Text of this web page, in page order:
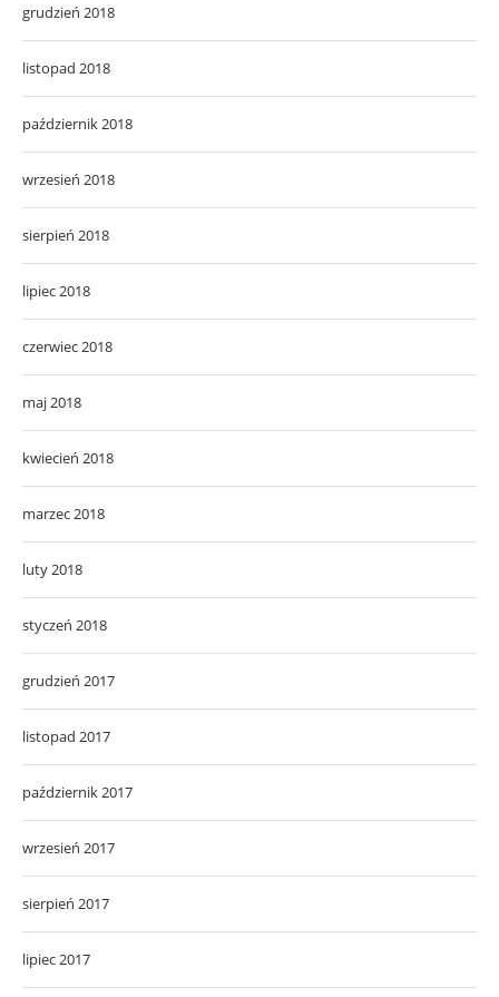
grudzień 2018
listopad 2018
październik 2018
wrzesień 2018
sierpień 2018
lipiec 2018
czerwiec 2018
maj 2018
kwiecień 2018
marzec 2018
luty 2018
styczeń 2018
grudzień 2017
listopad 2017
październik 2017
wrzesień 2017
sierpień 2017
lipiec 2017